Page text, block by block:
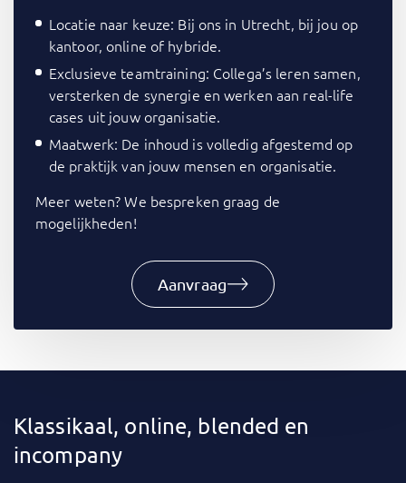
Locatie naar keuze: Bij ons in Utrecht, bij jou op
kantoor, online of hybride.
Exclusieve teamtraining: Collega’s leren samen,
versterken de synergie en werken aan real-life
cases uit jouw organisatie.
Maatwerk: De inhoud is volledig afgestemd op
de praktijk van jouw mensen en organisatie.
Meer weten? We bespreken graag de
mogelijkheden!
Aanvraag
Klassikaal, online, blended en
incompany